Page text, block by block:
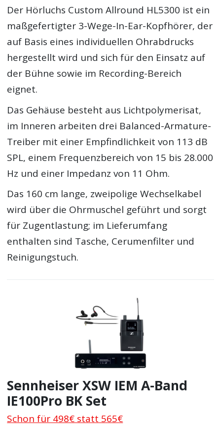
Der Hörluchs Custom Allround HL5300 ist ein
maßgefertigter 3-Wege-In-Ear-Kopfhörer, der
auf Basis eines individuellen Ohrabdrucks
hergestellt wird und sich für den Einsatz auf
der Bühne sowie im Recording-Bereich
eignet.
Das Gehäuse besteht aus Lichtpolymerisat,
im Inneren arbeiten drei Balanced-Armature-
Treiber mit einer Empfindlichkeit von 113 dB
SPL, einem Frequenzbereich von 15 bis 28.000
Hz und einer Impedanz von 11 Ohm.
Das 160 cm lange, zweipolige Wechselkabel
wird über die Ohrmuschel geführt und sorgt
für Zugentlastung; im Lieferumfang
enthalten sind Tasche, Cerumenfilter und
Reinigungstuch.
Sennheiser XSW IEM A-Band
IE100Pro BK Set
Schon für 498€ statt 565€